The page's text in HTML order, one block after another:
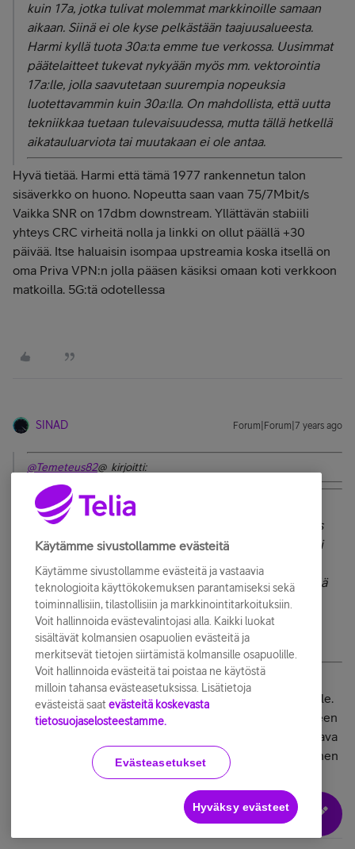
kuin 17a, jotka tulivat molemmat markkinoille samaan
aikaan. Siinä ei ole kyse pelkästään taajuusalueesta.
Harmi kyllä tuota 30a:ta emme tue verkossa. Uusimmat
päätelaitteet tukevat nykyään myös mm. vektorointia
17a:lle, jolla saavutetaan suurempia nopeuksia
luotettavammin kuin 30a:lla. On mahdollista, että uutta
tekniikkaa tuetaan tulevaisuudessa, mutta tällä hetkellä
aikatauluarviota tai muutakaan ei ole antaa.
Hyvä tietää. Harmi että tämä 1977 rankennetun talon
sisäverkko on huono. Nopeutta saan vaan 75/7Mbit/s
Vaikka SNR on 17dbm downstream. Yllättävän stabiili
yhteys CRC virheitä nolla ja linkki on ollut päällä +30
päivää. Itse haluaisin isompaa upstreamia koska itsellä on
oma Priva VPN:n jolla pääsen käsiksi omaan koti verkkoon
matkoilla. 5G:tä odotellessa
SINAD Forum|Forum|7 years ago
@Temeteus82@ kirjoitti:
Hyvä tietää. Harmi että tämä 1977 rankennetun talon
sisäverkko on huono. Nopeutta saan vaan 75/7Mbit/s
Vaikka SNR on 17dbm downstream. Yllättävän stabiili
yhteys CRC virheitä nolla ja linkki on ollut päällä +30
päivää. Itse haluaisin isompaa upstreamia koska itsellä
on oma Priva VPN:n jolla pääsen käsiksi omaan koti
verkkoon matkoilla. 5G:tä odotellessa
No, tässäkin tapauksessa toivona on taloon jokus tuleva
remontti, jonka yhteydessä sisäverkkokin menee kuidulle.
1977 vuoden alkuperäiset putket menevät saneeraukseen
lähivuosina ja tällöin lain mukaan taloyhtiöissä on uusittava
myös sisäverkko. Sen jälkeen ei tarvitse tyytyä vain 5G:hen
kun saat sitäkin paremman yhteyden asuntoon asti.
Käytämme sivustollamme evästeitä
Käytämme sivustollamme evästeitä ja vastaavia
teknologioita käyttökokemuksen parantamiseksi sekä
toiminnallisiin, tilastollisiin ja markkinointitarkoituksiin.
Voit hallinnoida evästevalintojasi alla. Kaikki luokat
sisältävät kolmansien osapuolien evästeitä ja
merkitsevät tietojen siirtämistä kolmansille osapuolille.
Voit hallinnoida evästeitä tai poistaa ne käytöstä
milloin tahansa evästeasetuksissa. Lisätietoja
evästeistä saat evästeitä koskevasta
tietosuojaselosteestamme.
Evästeasetukset
Hyväksy evästeet